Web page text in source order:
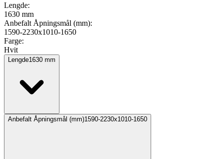
Lengde:
1630 mm
Anbefalt Åpningsmål (mm):
1590-2230x1010-1650
Farge:
Hvit
Lengde1630 mm
Anbefalt Åpningsmål (mm)1590-2230x1010-1650